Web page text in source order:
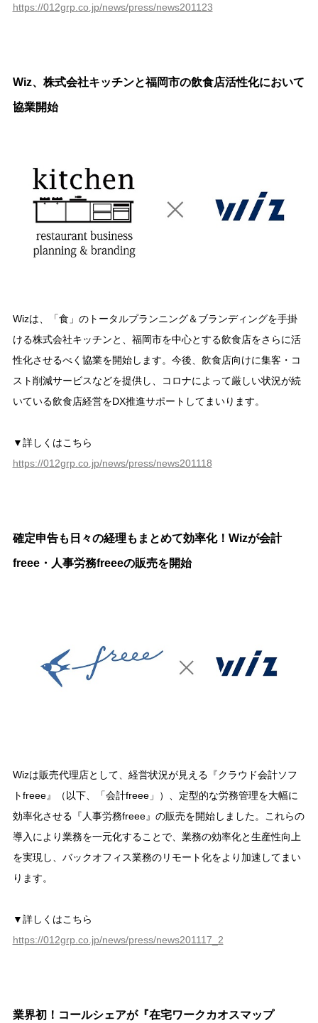
https://012grp.co.jp/news/press/news201123
Wiz、株式会社キッチンと福岡市の飲食店活性化において
協業開始
Wizは、「食」のトータルプランニング＆ブランディングを手掛
ける株式会社キッチンと、福岡市を中心とする飲食店をさらに活
性化させるべく協業を開始します。今後、飲食店向けに集客・コ
スト削減サービスなどを提供し、コロナによって厳しい状況が続
いている飲食店経営をDX推進サポートしてまいります。
▼詳しくはこちら
https://012grp.co.jp/news/press/news201118
確定申告も日々の経理もまとめて効率化！Wizが会計
freee・人事労務freeeの販売を開始
Wizは販売代理店として、経営状況が見える『クラウド会計ソフ
トfreee』（以下、「会計freee」）、定型的な労務管理を大幅に
効率化させる『人事労務freee』の販売を開始しました。これらの
導入により業務を一元化することで、業務の効率化と生産性向上
を実現し、バックオフィス業務のリモート化をより加速してまい
ります。
▼詳しくはこちら
https://012grp.co.jp/news/press/news201117_2
業界初！コールシェアが『在宅ワークカオスマップ